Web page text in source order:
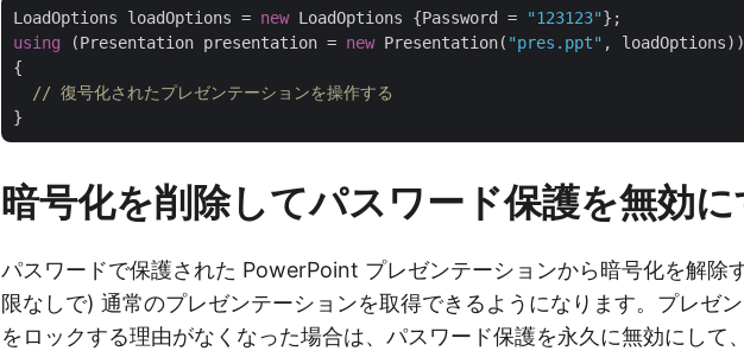
LoadOptions loadOptions = new LoadOptions {Password = "123123"
using (Presentation presentation = new Presentation( "pres.ppt" , loadOptions))
{
// 復号化されたプレゼンテーションを操作する
暗号化を削除してパスワード保護を無効に
パスワードで保護された PowerPoint プレゼンテーションから暗号化を解除
限なしで) 通常のプレゼンテーションを取得できるようになります。プレゼ
をロックする理由がなくなった場合は、パスワード保護を永久に無効にして